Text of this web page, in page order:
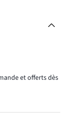
et offerts dès